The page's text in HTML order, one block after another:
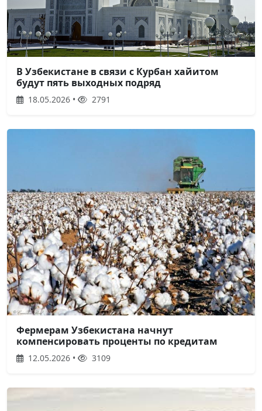
В Узбекистане в связи с Курбан хайитом
будут пять выходных подряд
18.05.2026 • 2791
Фермерам Узбекистана начнут
компенсировать проценты по кредитам
12.05.2026 • 3109